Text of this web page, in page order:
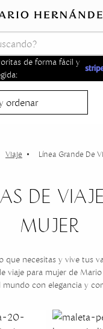
de forma fácil y
ordenar
Viaje Línea Grande De
DE
MUJER
que necesitas y vive tus
viaje para mujer de
mundo con elegancia y